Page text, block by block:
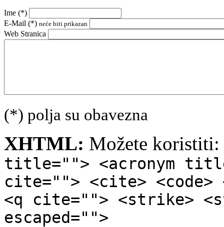
Ime (*)
E-Mail (*) neće biti prikazan
Web Stranica
(*) polja su obavezna
XHTML: Možete koristiti:
title=""> <acronym
cite=""> <cite> <code>
<q cite=""> <strike>
escaped="">